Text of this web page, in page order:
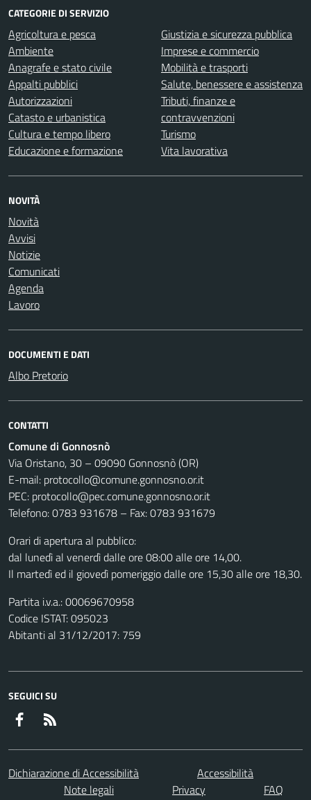
CATEGORIE DI SERVIZIO
Agricoltura e pesca
Ambiente
Anagrafe e stato civile
Appalti pubblici
Autorizzazioni
Catasto e urbanistica
Cultura e tempo libero
Educazione e formazione
Giustizia e sicurezza pubblica
Imprese e commercio
Mobilità e trasporti
Salute, benessere e assistenza
Tributi, finanze e
contravvenzioni
Turismo
Vita lavorativa
NOVITÀ
Novità
Avvisi
Notizie
Comunicati
Agenda
Lavoro
DOCUMENTI E DATI
Albo Pretorio
CONTATTI
Comune di Gonnosnò
Via Oristano, 30 – 09090 Gonnosnò (OR)
E-mail: protocollo@comune.gonnosno.or.it
PEC: protocollo@pec.comune.gonnosno.or.it
Telefono: 0783 931678 – Fax: 0783 931679
Orari di apertura al pubblico:
dal lunedì al venerdì dalle ore 08:00 alle ore 14,00.
Il martedì ed il giovedì pomeriggio dalle ore 15,30 alle ore 18,30.
Partita i.v.a.: 00069670958
Codice ISTAT: 095023
Abitanti al 31/12/2017: 759
SEGUICI SU
Facebook
Dichiarazione di Accessibilità
Accessibilità
Note legali
Privacy
FAQ